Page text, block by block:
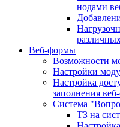
нодами
Веб-формы
Возможности
Настройки
Настройка
заполнения
Система
ТЗ на